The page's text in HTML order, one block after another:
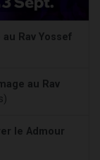
au Rav Yossef
au Rav
le Admour